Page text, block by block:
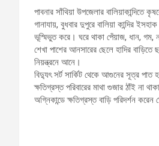
পাবনার সাঁথিয়া উপজেলার
গানাযায়, বুধবার দুপুরে বালিয়া কান্দির
ভূস্মিভুত করে। ঘরে থাকা পেঁয়াজ, ধান,
শেখা পাশের আনসারের ছেলে হাদির
নিয়ন্ত্রনে আনে।
বিদ্যুৎ সর্ট সার্কিট থেকে আগুনের সূত্র
ক্ষতিগ্রস্ত পরিবারের মাথা গুজার ঠাঁই না
অগ্নিকান্ডে ক্ষতিগ্রস্ত বাড়ি পরিদর্শন